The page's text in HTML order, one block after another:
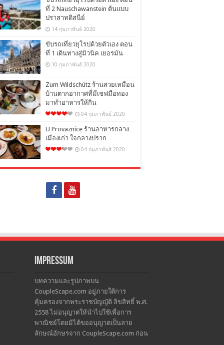
ที่ 2 Nauschawanstein ต้นแบบ
ปราสาทดิสนีย์
14 กุมภาพันธ์ 2020
ขับรถเที่ยวยุโรปด้วยตัวเอง ตอน
ที่ 1 เดินทางสู่มิวนิค เยอรมัน
10 กุมภาพันธ์ 2020
Zum Wildschütz ร้านสวยเหมือน
บ้านตากอากาศที่มีเชฟมือทอง
มาทำอาหารให้กิน
04 กุมภาพันธ์ 2020
U Provaznice ร้านอาหารกลาง
เมืองเก่า ใจกลางปราก
04 กุมภาพันธ์ 2020
Impressum
บทความและรูปภาพบน
CoupleScape.com อยู่ภายใต้การ
คุ้มครองจากพระราชบัญญัติ ลิขสิทธิ์ พ.ศ.
2558 ไม่อนุญาตให้นำไปใช้เพื่อการ
พาณิชย์โดยมิได้ขออนุญาตเป็นลาย
ลักษณ์อักษรจาก CoupleScape.com ก่อน